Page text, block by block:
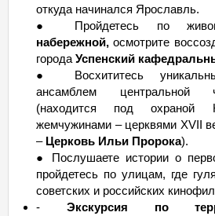
откуда начинался Ярославль.
● Пройдетесь по
набережной, осмотрите
города Успенский
● Восхититесь
ансамблем центральной
(находится под
жемчужинами – церквями XVII
– Церковь Ильи Пророка).
● Послушаете истории о
пройдетесь по улицам, где
советских и российских
- Экскурсия по